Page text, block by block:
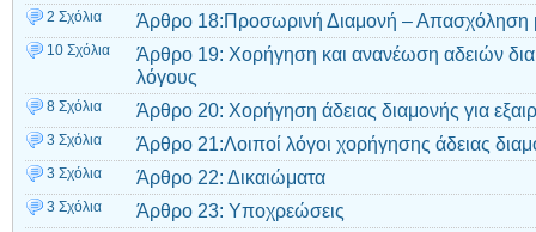
2 Σχόλια Άρθρο 18:Προσωρινή Διαμονή – Απασχόληση
10 Σχόλια
Άρθρο 19: Χορήγηση και ανανέωση αδειών
λόγους
8 Σχόλια Άρθρο 20: Χορήγηση άδειας διαμονής για
3 Σχόλια Άρθρο 21:Λοιποί λόγοι χορήγησης άδειας
3 Σχόλια Άρθρο 22: Δικαιώματα
3 Σχόλια Άρθρο 23: Υποχρεώσεις